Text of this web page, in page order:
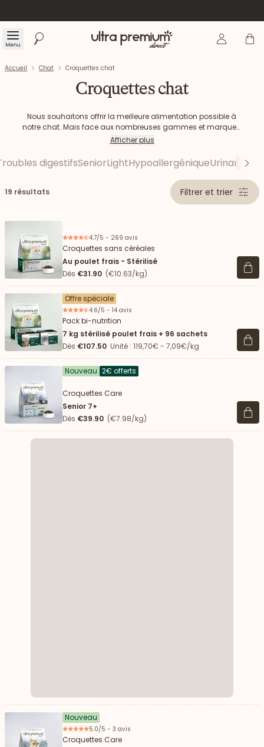
Menu Rechercher Accueil Se Panier
Accueil Chat Croquettes chat
Croquettes chat
Nous souhaitons offrir la meilleure alimentation possible à
notre chat. Mais face aux nombreuses gammes et marques,
il est parfois difficile de faire son choix. Mais alors comment
alimentation de qualité à nos petits félins ? Découvrez notre
gamme de croquettes pour chat, des recettes complètes
et équilibrées, riches en ingrédients d'origine animale et
adaptées aux besoins de tous les chats.
Afficher plus
digestifsSeniorLightHypoallergéniqueUrinary
19 résultats Filtrer et trier
4.7/5 - 269 avis
Croquettes sans céréales
Au poulet frais - Stérilisé
Dès €31.90 (€10.63/kg) Voir
Offre spéciale
4.6/5 - 14 avis
Pack bi-nutrition
7 kg stérilisé poulet frais + 96 sachets
Dès €107.50 Unité : 119,70€ - 7,09€/kg Voir
Nouveau 2€ offerts
Croquettes Care
Senior 7+
Dès €39.90 (€7.98/kg) Voir
Nouveau
5.0/5 - 3 avis
Croquettes Care